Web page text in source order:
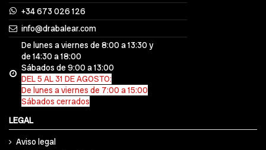
+34 673 026 126
info@drabalear.com
De lunes a viernes de 8:00 a 13:30 y
de 14:30 a 18:00
Sábados de 9:00 a 13:00
DEL 5 AL 31 DE AGOSTO:
De lunes a viernes de 7:00 a 15:00
Sábados cerrados
LEGAL
Aviso legal